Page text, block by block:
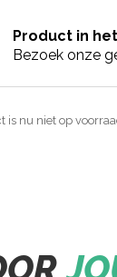
Product in
Bezoek onze
is nu niet op